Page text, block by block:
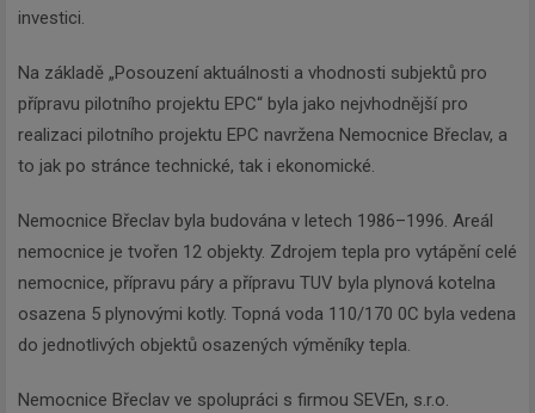
investici.
Na základě „Posouzení aktuálnosti a vhodnosti subjektů pro
přípravu pilotního projektu EPC“ byla jako nejvhodnější pro
realizaci pilotního projektu EPC navržena Nemocnice Břeclav, a
to jak po stránce technické, tak i ekonomické.
Nemocnice Břeclav byla budována v letech 1986–1996. Areál
nemocnice je tvořen 12 objekty. Zdrojem tepla pro vytápění celé
nemocnice, přípravu páry a přípravu TUV byla plynová kotelna
osazena 5 plynovými kotly. Topná voda 110/170 0C byla vedena
do jednotlivých objektů osazených výměníky tepla.
Nemocnice Břeclav ve spolupráci s firmou SEVEn, s.r.o.